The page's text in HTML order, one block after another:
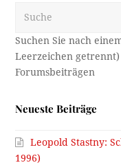
Neueste Beiträge
Leopold Stastny:
1996)